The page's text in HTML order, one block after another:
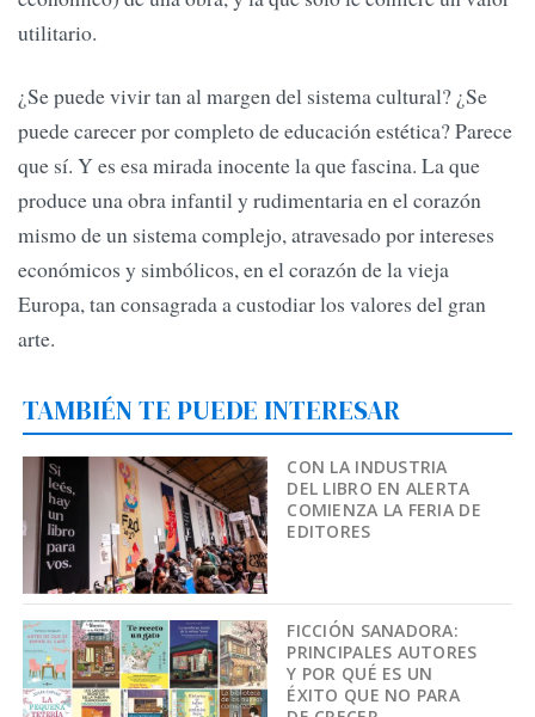
utilitario.
¿Se puede vivir tan al margen del sistema cultural? ¿Se
puede carecer por completo de educación estética? Parece
que sí. Y es esa mirada inocente la que fascina. La que
produce una obra infantil y rudimentaria en el corazón
mismo de un sistema complejo, atravesado por intereses
económicos y simbólicos, en el corazón de la vieja
Europa, tan consagrada a custodiar los valores del gran
arte.
TAMBIÉN TE PUEDE INTERESAR
CON LA INDUSTRIA
DEL LIBRO EN ALERTA
COMIENZA LA FERIA DE
EDITORES
FICCIÓN SANADORA:
PRINCIPALES AUTORES
Y POR QUÉ ES UN
ÉXITO QUE NO PARA